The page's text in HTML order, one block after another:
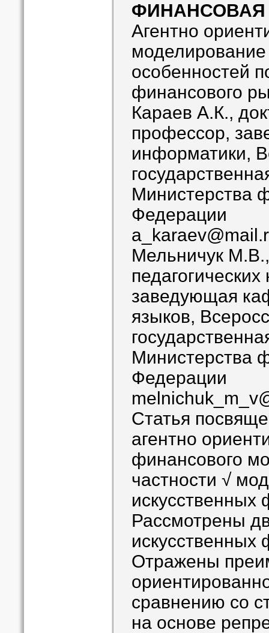
ФИНАНСОВАЯ
Агентно
моделирование
особенностей
финансового
Караев А.К.,
профессор,
информатики,
Министерства
Федерации
Мельничук
заведующая
языков,
Министерства
Федерации
Статья
агентно
финансового
частности √
Рассмотрены
Отражены
сравнению со
на основе